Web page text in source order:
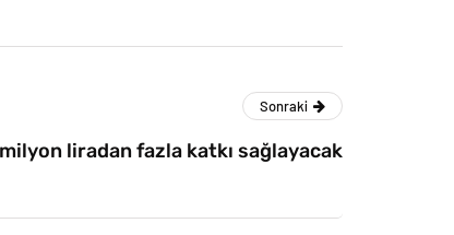
Sonraki
liradan fazla katkı sağlayacak